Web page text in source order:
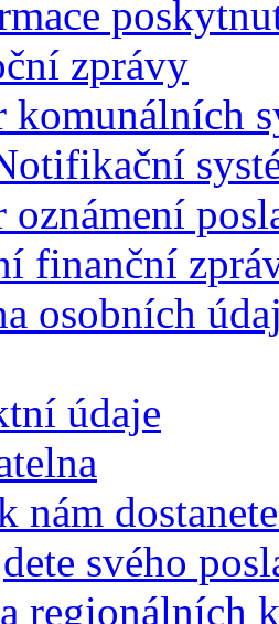
zprávy
komunálních
oznámení
finanční
osobních
údaje
nám
svého
regionálních